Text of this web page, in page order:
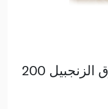
سبينس فوود مسحوق الزنجبيل 200